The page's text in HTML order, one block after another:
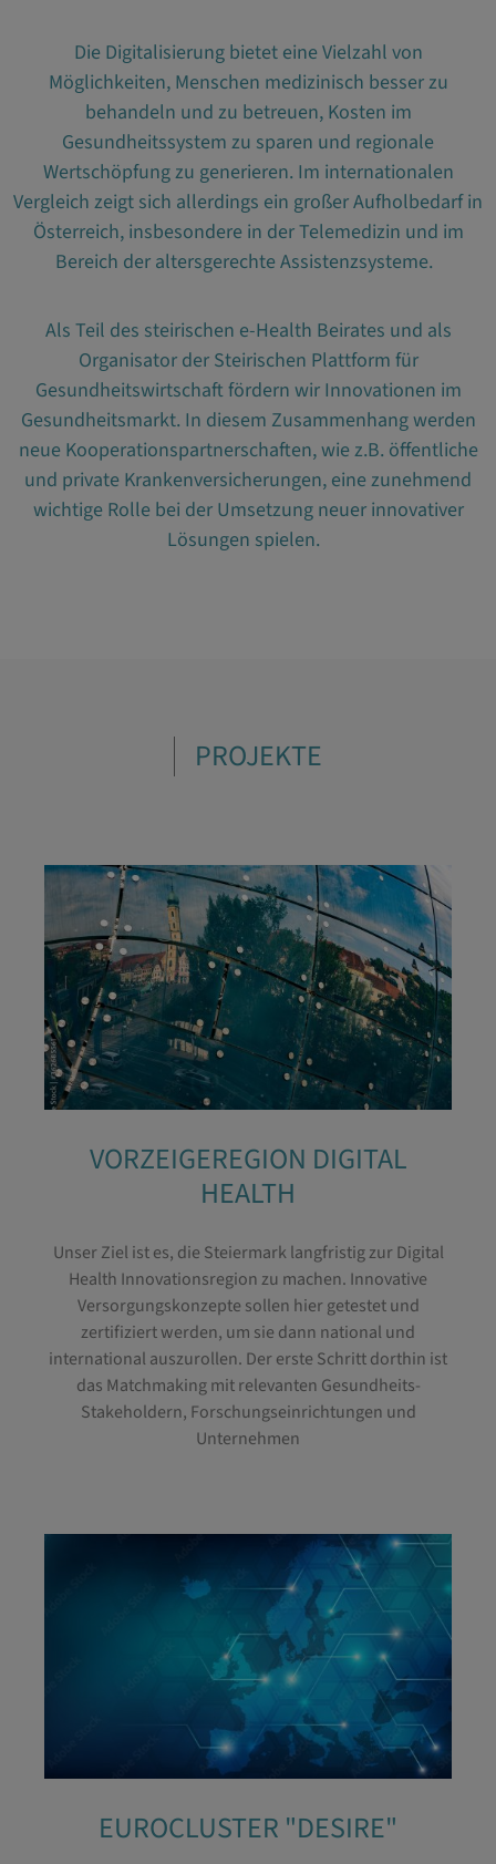
Die Digitalisierung bietet eine Vielzahl von
Möglichkeiten, Menschen medizinisch besser zu
behandeln und zu betreuen, Kosten im
Gesundheitssystem zu sparen und regionale
Wertschöpfung zu generieren. Im internationalen
Vergleich zeigt sich allerdings ein großer Aufholbedarf in
Österreich, insbesondere in der Telemedizin und im
Bereich der altersgerechte Assistenzsysteme.
Als Teil des steirischen e-Health Beirates und als
Organisator der Steirischen Plattform für
Gesundheitswirtschaft fördern wir Innovationen im
Gesundheitsmarkt. In diesem Zusammenhang werden
neue Kooperationspartnerschaften, wie z.B. öffentliche
und private Krankenversicherungen, eine zunehmend
wichtige Rolle bei der Umsetzung neuer innovativer
Lösungen spielen.
PROJEKTE
VORZEIGEREGION DIGITAL
HEALTH
Unser Ziel ist es, die Steiermark langfristig zur Digital
Health Innovationsregion zu machen. Innovative
Versorgungskonzepte sollen hiergetestet und
zertifiziert werden, um sie dann national und
international auszurollen. Der erste Schritt dorthin ist
das Matchmaking mit relevanten Gesundheits-
Stakeholdern, Forschungseinrichtungen und
Unternehmen
EUROCLUSTER "DESIRE"